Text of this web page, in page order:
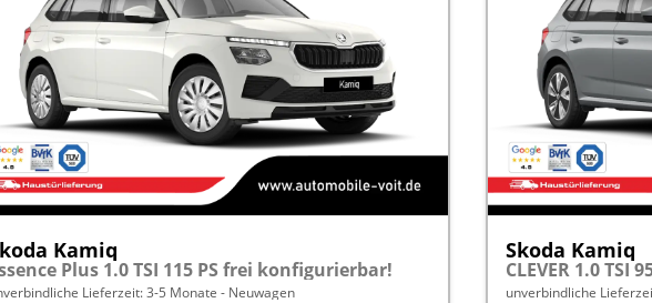
Kamiq
Plus 1.0 TSI 115 PS frei konfigurierbar!
Lieferzeit: 3-5 Monate Neuwagen
Skoda Kamiq
unverbindliche